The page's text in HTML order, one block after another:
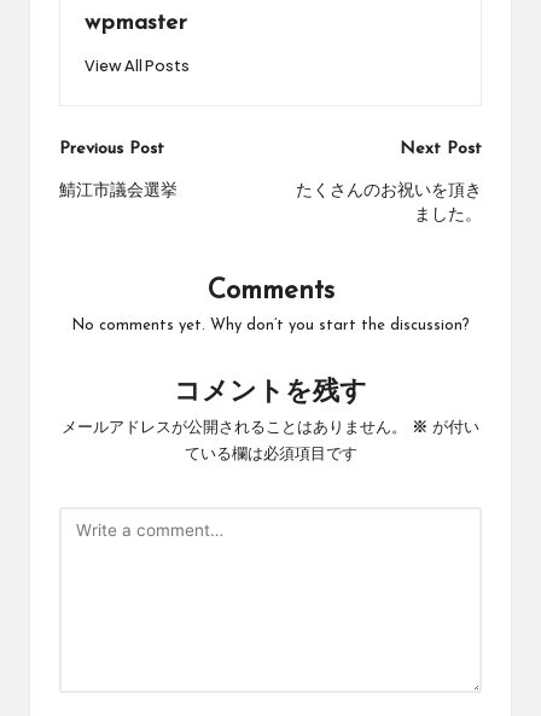
wpmaster
View All Posts
Post
navigation
Previous Post
鯖江市議会選挙
Next Post
たくさんのお祝いを頂き
ました。
Comments
No comments yet. Why don’t you start the discussion?
コメントを残す
メールアドレスが公開されることはありません。 ※ が付い
ている欄は必須項目です